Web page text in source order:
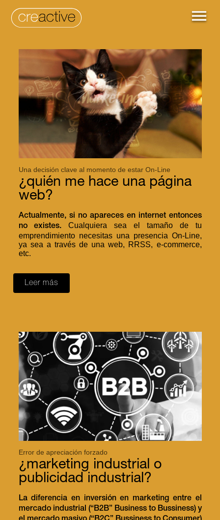
Una decisión clave al momento de estar On-Line
¿quién me hace una página
web?
Actualmente, si no apareces en internet entonces
no existes. Cualquiera sea el tamaño de tu
emprendimiento necesitas una presencia On-Line,
ya sea a través de una web, RRSS, e-commerce,
etc.
Leer más
Error de apreciación forzado
¿marketing industrial o
publicidad industrial?
La diferencia en inversión en marketing entre el
mercado industrial (“B2B” Business to Bussiness) y